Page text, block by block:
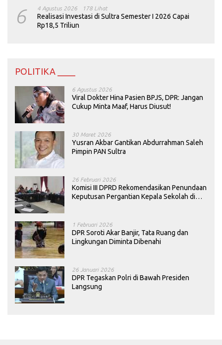
6 4 Agustus 2026 178 Lihat
Realisasi Investasi di Sultra Semester I 2026 Capai
Rp18,5 Triliun
POLITIKA ____
6 Agustus 2026
Viral Dokter Hina Pasien BPJS, DPR: Jangan
Cukup Minta Maaf, Harus Diusut!
30 Maret 2026
Yusran Akbar Gantikan Abdurrahman Saleh
Pimpin PAN Sultra
26 Februari 2026
Komisi III DPRD Rekomendasikan Penundaan
Keputusan Pergantian Kepala Sekolah di
1 Februari 2026
DPR Soroti Akar Banjir, Tata Ruang dan
Lingkungan Diminta Dibenahi
26 Januari 2026
DPR Tegaskan Polri di Bawah Presiden
Langsung